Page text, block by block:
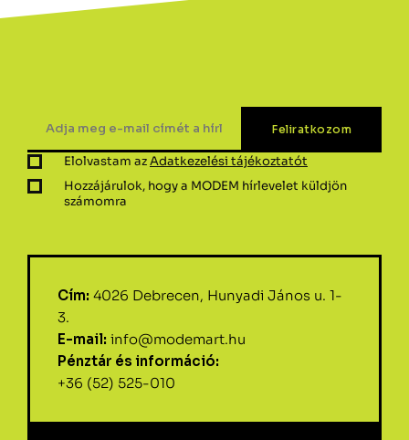
Elolvastam azAdatkezelési tájékoztatót
Hozzájárulok, hogy a MODEM hírlevelet küldjön
számomra
Cím: 4026 Debrecen, Hunyadi János u. 1-
3.
E-mail: info@modemart.hu
Pénztár és információ:
+36 (52) 525-010